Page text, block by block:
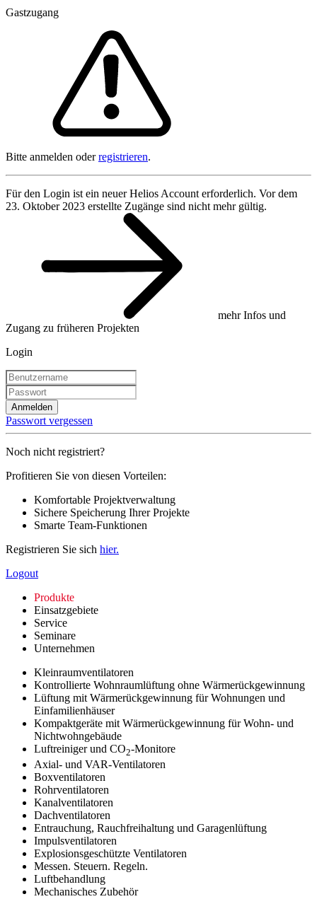
Gastzugang
Bitte anmelden oderregistrieren.
Für den Login ist ein neuer Helios Account erforderlich. Vor dem
23. Oktober 2023 erstellte Zugänge sind nicht mehr gültig.
mehr Infos und
Zugang zu früheren Projekten
Login
Anmelden
Passwort vergessen
Noch nicht registriert?
Profitieren Sie von diesen Vorteilen:
Komfortable Projektverwaltung
Sichere Speicherung Ihrer Projekte
Smarte Team-Funktionen
Registrieren Sie sich hier.
Logout
Produkte
Einsatzgebiete
Service
Seminare
Unternehmen
Kleinraumventilatoren
Kontrollierte Wohnraumlüftung ohne Wärmerückgewinnung
Lüftung mit Wärmerückgewinnung für Wohnungen und
Einfamilienhäuser
Kompaktgeräte mit Wärmerückgewinnung für Wohn- und
Nichtwohngebäude
Luftreiniger und CO2-Monitore
Axial- und VAR-Ventilatoren
Boxventilatoren
Rohrventilatoren
Kanalventilatoren
Dachventilatoren
Entrauchung, Rauchfreihaltung und Garagenlüftung
Impulsventilatoren
Explosionsgeschützte Ventilatoren
Messen. Steuern. Regeln.
Luftbehandlung
Mechanisches Zubehör